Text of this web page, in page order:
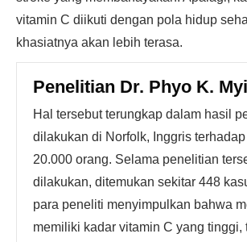
vitamin C diikuti dengan pola hidup
khasiatnya akan lebih terasa.
Penelitian Dr. Phyo K.
Hal tersebut terungkap dalam hasil
dilakukan di Norfolk, Inggris
20.000 orang. Selama penelitian
dilakukan, ditemukan sekitar 448
para peneliti menyimpulkan bahwa
memiliki kadar vitamin C yang tinggi,